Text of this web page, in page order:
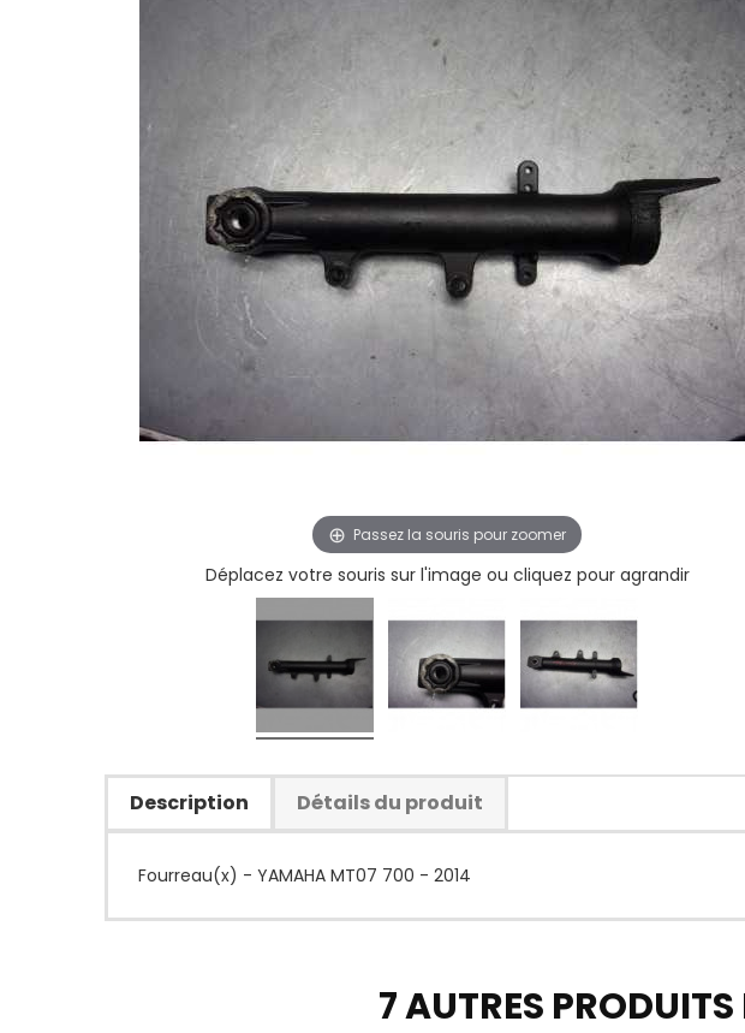
Passez la souris pour zoomer
Déplacez votre souris sur l'image ou cliquez pour agrandir
Description Détails du produit
Fourreau(x) - YAMAHA MT07 700 - 2014
7 AUTRES